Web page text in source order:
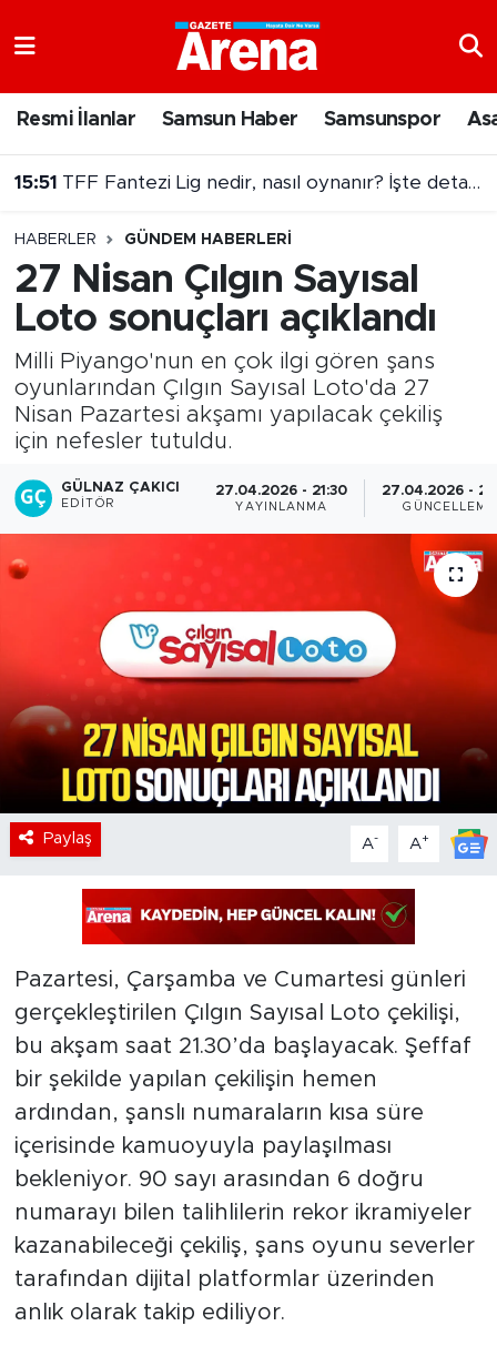
Resmi İlanlar Samsun Haber Samsunspor
15:51 TFF Fantezi Lig nedir, nasıl oynanır? İşte detaylar
15:29 Otomotiv devi 26 yıl sonra Türkiye'ye dönüyor!
HABERLER GÜNDEM HABERLERI
27 Nisan Çılgın Sayısal
Loto sonuçları açıklandı
Milli Piyango'nun en çok ilgi gören şans
oyunlarından Çılgın Sayısal Loto'da 27
Nisan Pazartesi akşamı yapılacak çekiliş
için nefesler tutuldu.
GÜLNAZ ÇAKICI
EDITÖR
27.04.2026 - 21:30
YAYINLANMA
27.04.2026 -
GÜNCELLEME
Paylaş A- A+
Pazartesi, Çarşamba ve Cumartesi günleri
gerçekleştirilen Çılgın Sayısal Loto çekilişi,
bu akşam saat 21.30’da başlayacak. Şeffaf
bir şekilde yapılan çekilişin hemen
ardından, şanslı numaraların kısa süre
içerisinde kamuoyuyla paylaşılması
bekleniyor. 90 sayı arasından 6 doğru
numarayı bilen talihlilerin rekor ikramiyeler
kazanabileceği çekiliş, şans oyunu severler
tarafından dijital platformlar üzerinden
anlık olarak takip ediliyor.
Samsun Namaz Vakitleri
Süper Lig Puan Durumu ve Fikstür
Tüm Manşetler
Son Dakika Haberleri
Haber Arşivi